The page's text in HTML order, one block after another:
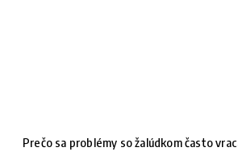
Prečo sa problémy so žalúdkom často